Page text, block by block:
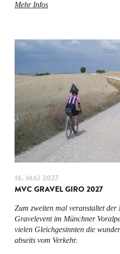
Mehr Infos
16. MAI 2027
MVC GRAVEL GIRO 2027
Zum zweiten mal veranstaltet der
Gravelevent im Münchner
vielen Gleichgesinnten die
abseits vom Verkehr.